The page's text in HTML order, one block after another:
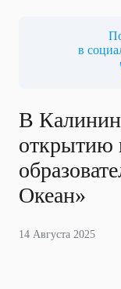
в
В
открытию
Океан»
14 Августа 2025